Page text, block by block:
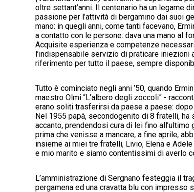
oltre settant’anni. Il centenario ha un legame
passione per l’attività di bergamino dai suoi
mano: in quegli anni, come tanti facevano,
a contatto con le persone: dava una mano al
Acquisite esperienza e competenze
l’indispensabile servizio di praticare
riferimento per tutto il paese, sempre
Tutto è cominciato negli anni ’50, quando
maestro Olmi “L’albero degli zoccoli” -
erano soliti trasferirsi da paese a paese:
Nel 1955 papà, secondogenito di 8 fratelli,
accanto, prendendosi cura di lei fino
prima che venisse a mancare, a fine aprile,
insieme ai miei tre fratelli, Livio, Elena e
e mio marito e siamo contentissimi di averlo
L’amministrazione di Sergnano festeggia il
pergamena ed una cravatta blu con impresso